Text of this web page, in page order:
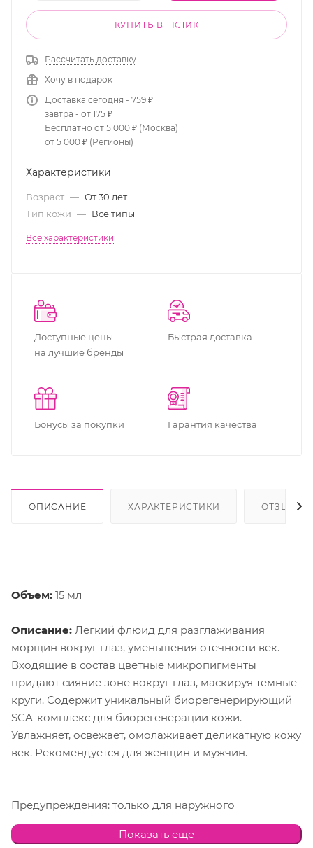
КУПИТЬ В 1 КЛИК
Рассчитать доставку
Хочу в подарок
Доставка сегодня - 759 ₽
завтра - от 175 ₽
Бесплатно от 5 000 ₽ (Москва)
от 5 000 ₽ (Регионы)
Характеристики
Возраст — От 30 лет
Тип кожи — Все типы
Все характеристики
Доступные цены
на лучшие бренды
Быстрая доставка
Бонусы за покупки Гарантия качества
ОПИСАНИЕ ХАРАКТЕРИСТИКИ ОТЗЫВЫ
Объем: 15 мл
Описание: Легкий флюид для разглаживания
морщин вокруг глаз, уменьшения отечности век.
Входящие в состав цветные микропигменты
придают сияние зоне вокруг глаз, маскируя темные
круги. Содержит уникальный биорегенерирующий
SCA-комплекс для биорегенерации кожи.
Увлажняет, освежает, омолаживает деликатную кожу
век. Рекомендуется для женщин и мужчин.
Предупреждения: только для наружного
применения. Возможно быстро проходящее
ощущение пощипывания в момент нанесения.
Показать еще